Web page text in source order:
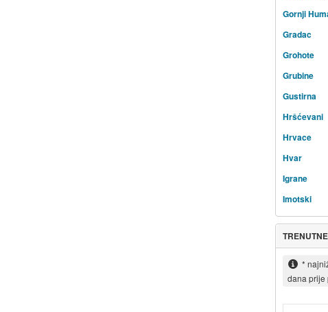
Gornji
Gradac
Grohote
Grubine
Gustirna
Hršćevani
Hrvace
Hvar
Igrane
Imotski
*
dana prije